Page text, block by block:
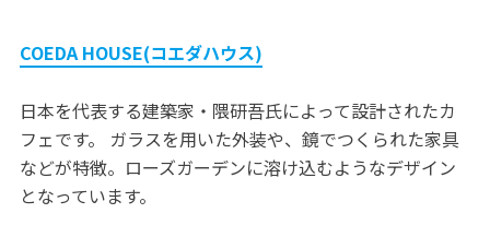
COEDA HOUSE(コエダハウス)
日本を代表する建築家・隈研吾氏によって設計されたカ
フェです。 ガラスを用いた外装や、鏡でつくられた家具
などが特徴。ローズガーデンに溶け込むようなデザイン
となっています。